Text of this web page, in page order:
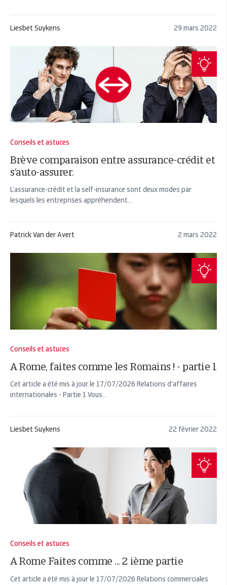
Liesbet Suykens 29 mars 2022
Conseils et astuces
Brève comparaison entre assurance-crédit et
s’auto-assurer.
L’assurance-crédit et la self-insurance sont deux modes par
lesquels les entreprises appréhendent...
Patrick Van der Avert 2 mars 2022
Conseils et astuces
A Rome, faites comme les Romains ! - partie 1
Cet article a été mis à jour le 17/07/2026 Relations d'affaires
internationales - Partie 1 Vous...
Liesbet Suykens 22 février 2022
Conseils et astuces
A Rome Faites comme ... 2 ième partie
Cet article a été mis à jour le 17/07/2026 Relations commerciales